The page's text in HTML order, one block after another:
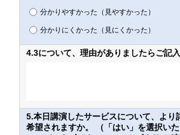
分かりやすかった（見やすかった）
分かりにくかった（見にくかった）
4.3について、理由がありましたらご記入
5.本日講演したサービスについて、より
希望されますか。 （「はい」を選択いた